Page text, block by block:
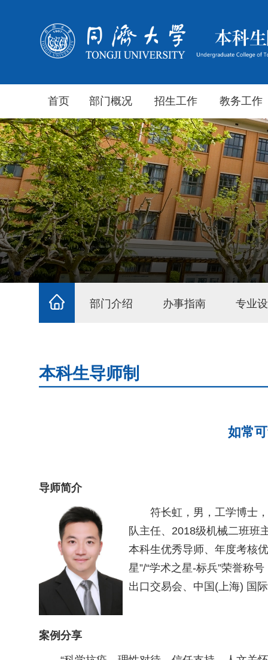
首页 部门概况 招生工作 教务工作
部门介绍 办事指南 专业
本科生导师制
如常
导师简介
符长虹，男，工学博士
队主任、2018级机械二班班
本科生优秀导师、年度考核
星”/“学术之星-标兵”荣誉称
出口交易会、中国(上海) 国
案例分享